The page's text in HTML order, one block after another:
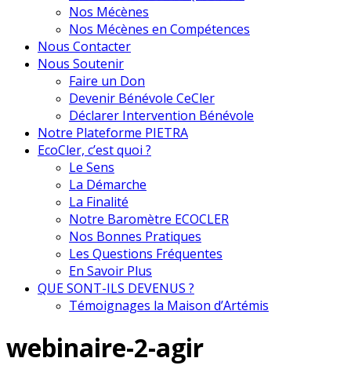
Nos Mécènes
Nos Mécènes en Compétences
Nous Contacter
Nous Soutenir
Faire un Don
Devenir Bénévole CeCler
Déclarer Intervention Bénévole
Notre Plateforme PIETRA
EcoCler, c’est quoi ?
Le Sens
La Démarche
La Finalité
Notre Baromètre ECOCLER
Nos Bonnes Pratiques
Les Questions Fréquentes
En Savoir Plus
QUE SONT-ILS DEVENUS ?
Témoignages la Maison d’Artémis
webinaire-2-agir